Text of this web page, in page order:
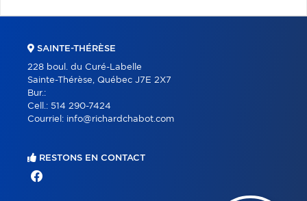
SAINTE-THÉRÈSE
228 boul. du Curé-Labelle
Sainte-Thérèse, Québec J7E 2X7
Bur.:
Cell.: 514 290-7424
Courriel: info@richardchabot.com
RESTONS EN CONTACT